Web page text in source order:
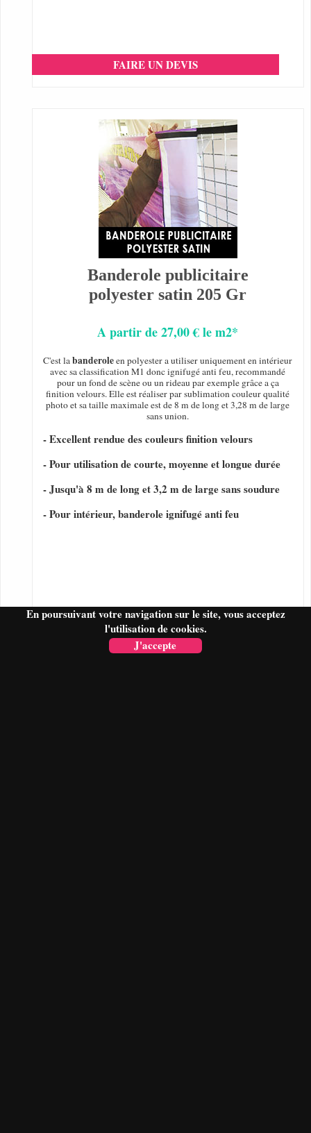
En poursuivant votre navigation sur le site, vous acceptez
l'utilisation de cookies.
J'accepte
FAIRE UN DEVIS
Banderole publicitaire
polyester satin 205 Gr
A partir de 27,00 € le m2*
C'est labanderoleen polyester a utiliser uniquement en intérieur
avec sa classification M1 donc ignifugé anti feu, recommandé
pour un fond de scène ou un rideau par exemple grâce a ça
finition velours. Elle est réaliser par sublimation couleur qualité
photo et sa taille maximale est de 8 m de long et 3,28 m de large
sans union.
- Excellent rendue des couleurs finition velours
- Pour utilisation de courte, moyenne et longue durée
- Jusqu'à 8 m de long et 3,2 m de large sans soudure
- Pour intérieur, banderole ignifugé anti feu